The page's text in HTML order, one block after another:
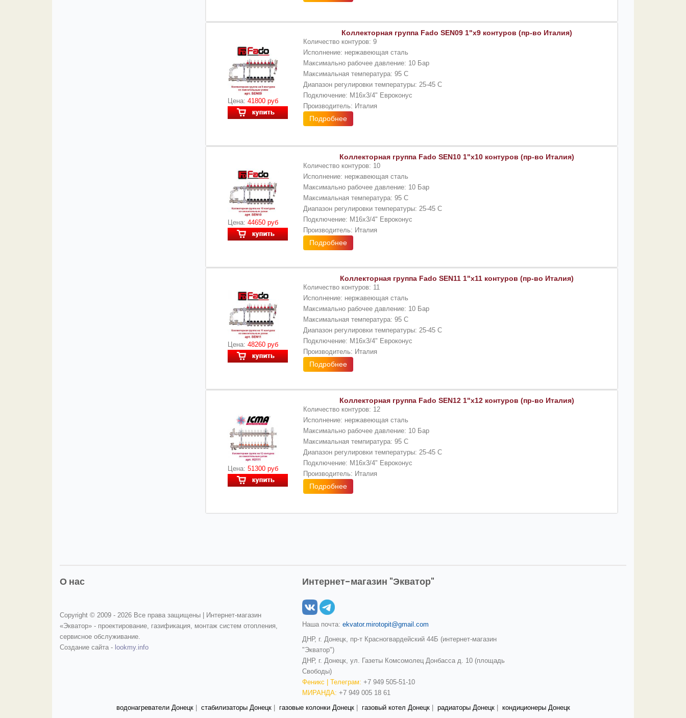
Цена: 41800 руб
Коллекторная группа Fado SEN09 1"х9 контуров (пр-во Италия)
Количество контуров: 9
Исполнение: нержавеющая сталь
Максимально рабочее давление: 10 Бар
Максимальная температура: 95 С
Диапазон регулировки температуры: 25-45 С
Подключение: М16x3/4" Евроконус
Производитель: Италия
Подробнее
Цена: 44650 руб
Коллекторная группа Fado SEN10 1"х10 контуров (пр-во Италия)
Количество контуров: 10
Исполнение: нержавеющая сталь
Максимально рабочее давление: 10 Бар
Максимальная температура: 95 С
Диапазон регулировки температуры: 25-45 С
Подключение: М16x3/4" Евроконус
Производитель: Италия
Подробнее
Цена: 48260 руб
Коллекторная группа Fado SEN11 1"х11 контуров (пр-во Италия)
Количество контуров: 11
Исполнение: нержавеющая сталь
Максимально рабочее давление: 10 Бар
Максимальная температура: 95 С
Диапазон регулировки температуры: 25-45 С
Подключение: М16x3/4" Евроконус
Производитель: Италия
Подробнее
Цена: 51300 руб
Коллекторная группа Fado SEN12 1"х12 контуров (пр-во Италия)
Количество контуров: 12
Исполнение: нержавеющая сталь
Максимально рабочее давление: 10 Бар
Максимальная темпиратура: 95 С
Диапазон регулировки температуры: 25-45 С
Подключение: М16x3/4" Евроконус
Производитель: Италия
Подробнее
О нас
Copyright © 2009 - 2026 Все права защищены | Интернет-магазин
«Экватор» - проектирование, газификация, монтаж систем отопления,
сервисное обслуживание.
Создание сайта - lookmy.info
Интернет-магазин "Экватор"
Наша почта: ekvator.mirotopit@gmail.com
ДНР, г. Донецк, пр-т Красногвардейский 44Б (интернет-магазин
"Экватор")
ДНР, г. Донецк, ул. Газеты Комсомолец Донбасса д. 10 (площадь
Свободы)
Феникс | Телеграм: +7 949 505-51-10
МИРАНДА: +7 949 005 18 61
водонагреватели Донецк| стабилизаторы Донецк| газовые колонки Донецк| газовый котел Донецк| радиаторы Донецк| кондиционеры Донецк